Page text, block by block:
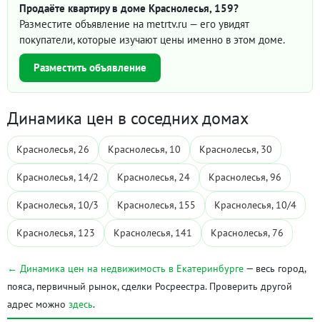
Продаёте квартиру в доме Краснолесья, 159?
Разместите объявление на metrtv.ru — его увидят
покупатели, которые изучают цены именно в этом доме.
Разместить объявление
Динамика цен в соседних домах
Краснолесья, 26 Краснолесья, 10 Краснолесья, 30
Краснолесья, 14/2 Краснолесья, 24 Краснолесья, 96
Краснолесья, 10/3 Краснолесья, 155 Краснолесья, 10/4
Краснолесья, 123 Краснолесья, 141 Краснолесья, 76
← Динамика цен на недвижимость в Екатеринбурге — весь город,
пояса, первичный рынок, сделки Росреестра. Проверить другой
адрес можно здесь.